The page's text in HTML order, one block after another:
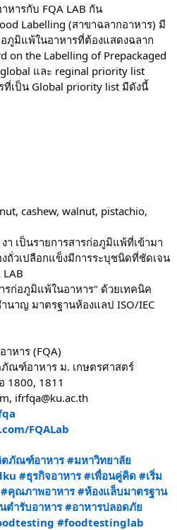
หารกับ FQA LAB กัน
Labelling (สาขาฉลากอาหาร) มี
ภูมิแพ้ในอาหารที่ต้องแสดงฉลาก
on the Labelling of Prepackaged
global และ reginal priority list
ที่เป็น Global priority list มีดังนี้
cashew, walnut, pistachio,
า เป็นรายการสารก่อภูมิแพ้ที่เข้ามา
ถั่วเปลือกแข็งมีการระบุชนิดที่ชัดเจน
รก่อภูมิแพ้ในอาหาร" ด้วยเทคนิค
นาญ มาตรฐานห้องแลป ISO/IEC
หาร (FQA)
ณฑ์อาหาร ม. เกษตรศาสตร์
1800, 1811
ifrfqa@ku.ac.th
FQALab
ภัณฑ์อาหาร #มหาวิทยาลัย
#ธุรกิจอาหาร #เพื่อนคู่คิด #เริ่ม
#คุณภาพอาหาร #ห้องแล็บมาตรฐาน
ตำรับอาหาร #อาหารปลอดภัย
#foodtestinglab